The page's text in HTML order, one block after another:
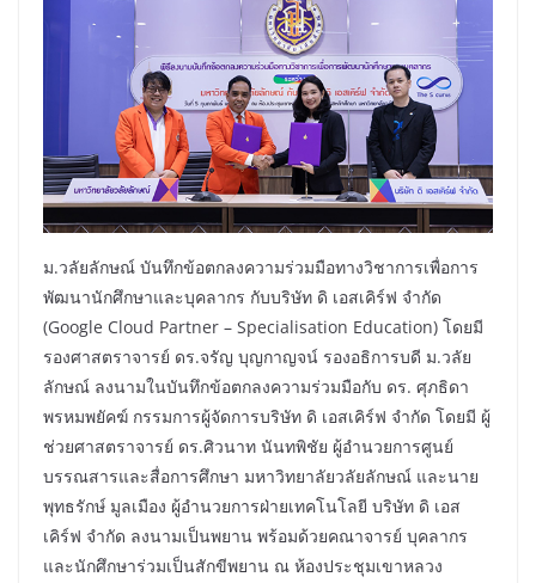
ม.วลัยลักษณ์ บันทึกข้อตกลงความร่วมมือทางวิชาการเพื่อการ
พัฒนานักศึกษาและบุคลากร กับบริษัท ดิ เอสเคิร์ฟ จำกัด
(Google Cloud Partner – Specialisation Education) โดยมี
รองศาสตราจารย์ ดร.จรัญ บุญกาญจน์ รองอธิการบดี ม.วลัย
ลักษณ์ ลงนามในบันทึกข้อตกลงความร่วมมือกับ ดร. ศุภธิดา
พรหมพยัคฆ์ กรรมการผู้จัดการบริษัท ดิ เอสเคิร์ฟ จำกัด โดยมี ผู้
ช่วยศาสตราจารย์ ดร.ศิวนาท นันทพิชัย ผู้อำนวยการศูนย์
บรรณสารและสื่อการศึกษา มหาวิทยาลัยวลัยลักษณ์ และนาย
พุทธรักษ์ มูลเมือง ผู้อำนวยการฝ่ายเทคโนโลยี บริษัท ดิ เอส
เคิร์ฟ จำกัด ลงนามเป็นพยาน พร้อมด้วยคณาจารย์ บุคลากร
และนักศึกษาร่วมเป็นสักขีพยาน ณ ห้องประชุมเขาหลวง